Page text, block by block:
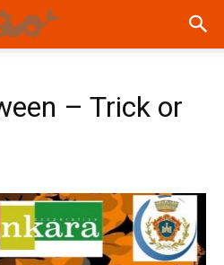
– Trick or